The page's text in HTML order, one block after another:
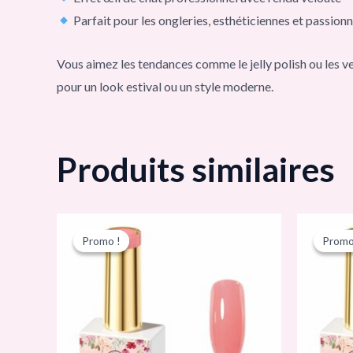
Parfait pour les ongleries, esthéticiennes et
Vous aimez les tendances comme le jelly polish ou les
pour un look estival ou un style moderne.
Produits similaires
Promo !
Promo !
prix
initial